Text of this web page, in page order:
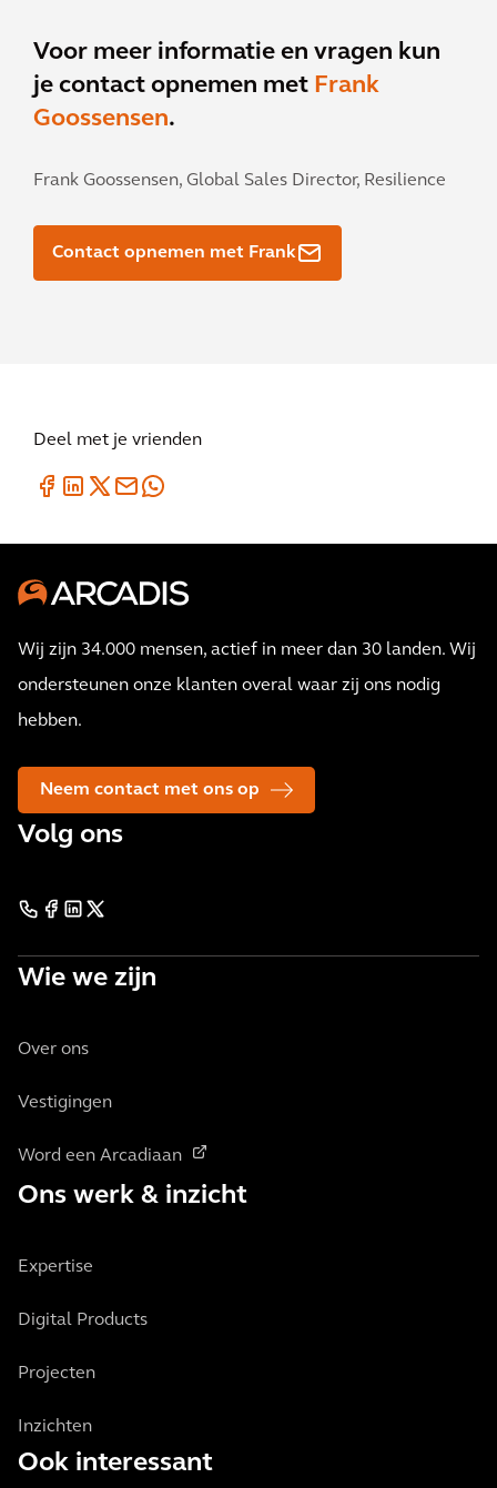
Voor meer informatie en vragen kun
je contact opnemen met Frank
Goossensen.
Frank Goossensen, Global Sales Director, Resilience
Contact opnemen met Frank
Deel met je vrienden
Wij zijn 34.000 mensen, actief in meer dan 30 landen. Wij
ondersteunen onze klanten overal waar zij ons nodig
hebben.
Neem contact met ons op
Volg ons
Wie we zijn
Over ons
Vestigingen
Word een Arcadiaan
Ons werk & inzicht
Expertise
Digital Products
Projecten
Inzichten
Ook interessant